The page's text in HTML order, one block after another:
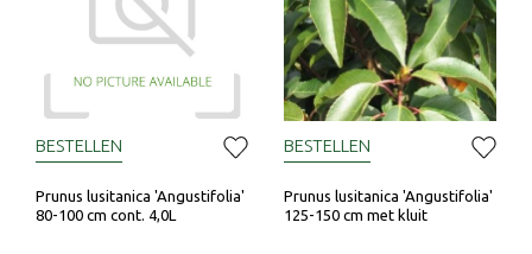
Prunus lusitanica 'Angustifolia'
80-100 cm cont. 4,0L
BESTELLEN
Prunus lusitanica 'Angustifolia'
125-150 cm met kluit
BESTELLEN